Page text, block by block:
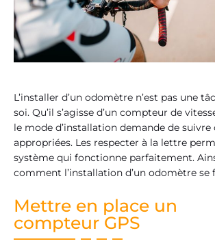
L’installer d’un odomètre n’est pas une
soi. Qu’il s’agisse d’un compteur de
le mode d’installation demande de suivre
appropriées. Les respecter à la lettre
système qui fonctionne parfaitement.
comment l’installation d’un odomètre se
Mettre en place un
compteur GPS